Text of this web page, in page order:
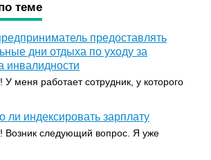
теме
предоставлять
дни отдыха по уходу за
инвалидности
У меня работает сотрудник, у которого
ли индексировать зарплату
Возник следующий вопрос. Я уже